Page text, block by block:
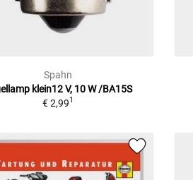
Spahn
klein12 V, 10 W /BA15S
€ 2,991